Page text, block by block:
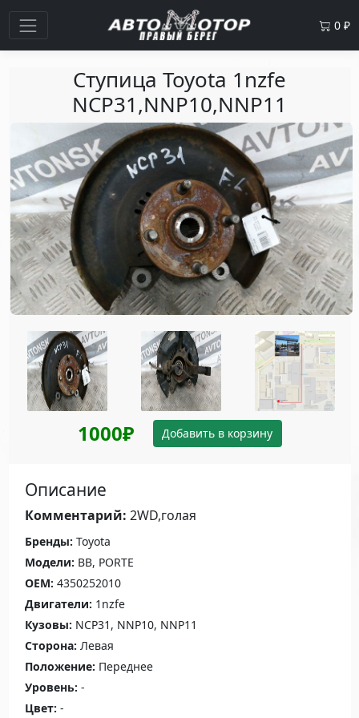
0 ₽
Ступица Toyota 1nzfe
NCP31,NNP10,NNP11
1000₽ Добавить в корзину
Описание
Комментарий: 2WD,голая
Бренды: Toyota
Модели: BB, PORTE
OEM: 4350252010
Двигатели: 1nzfe
Кузовы: NCP31, NNP10, NNP11
Сторона: Левая
Положение: Переднее
Уровень: -
Цвет: -